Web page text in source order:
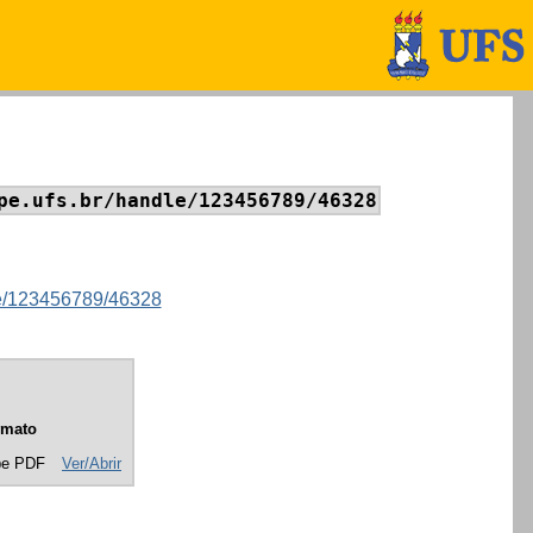
handle/123456789/46328
123456789/46328
PDF Ver/Abrir